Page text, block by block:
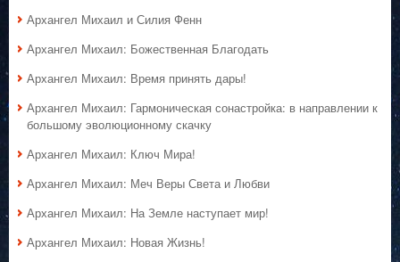
Архангел Михаил и Силия Фенн
Архангел Михаил: Божественная Благодать
Архангел Михаил: Время принять дары!
Архангел Михаил: Гармоническая сонастройка: в направлении к
большому эволюционному скачку
Архангел Михаил: Ключ Мира!
Архангел Михаил: Меч Веры Света и Любви
Архангел Михаил: На Земле наступает мир!
Архангел Михаил: Новая Жизнь!